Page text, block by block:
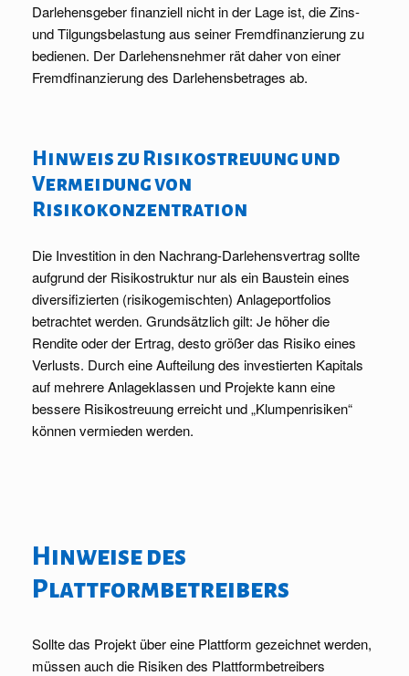
Darlehensgeber finanziell nicht in der Lage ist, die Zins-
und Tilgungsbelastung aus seiner Fremdfinanzierung zu
bedienen. Der Darlehensnehmer rät daher von einer
Fremdfinanzierung des Darlehensbetrages ab.
Hinweis zu Risikostreuung und
Vermeidung von
Risikokonzentration
Die Investition in den Nachrang-Darlehensvertrag sollte
aufgrund der Risikostruktur nur als ein Baustein eines
diversifizierten (risikogemischten) Anlageportfolios
betrachtet werden. Grundsätzlich gilt: Je höher die
Rendite oder der Ertrag, desto größer das Risiko eines
Verlusts. Durch eine Aufteilung des investierten Kapitals
auf mehrere Anlageklassen und Projekte kann eine
bessere Risikostreuung erreicht und „Klumpenrisiken“
können vermieden werden.
Hinweise des
Plattformbetreibers
Sollte das Projekt über eine Plattform gezeichnet werden,
müssen auch die Risiken des Plattformbetreibers